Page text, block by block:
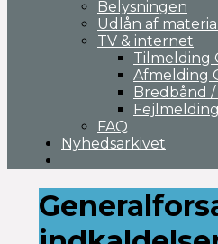
Belysningen
Udlån af
TV & internet
Tilmelding
Afmelding
Bredbånd
Fejlmelding
FAQ
Nyhedsarkivet